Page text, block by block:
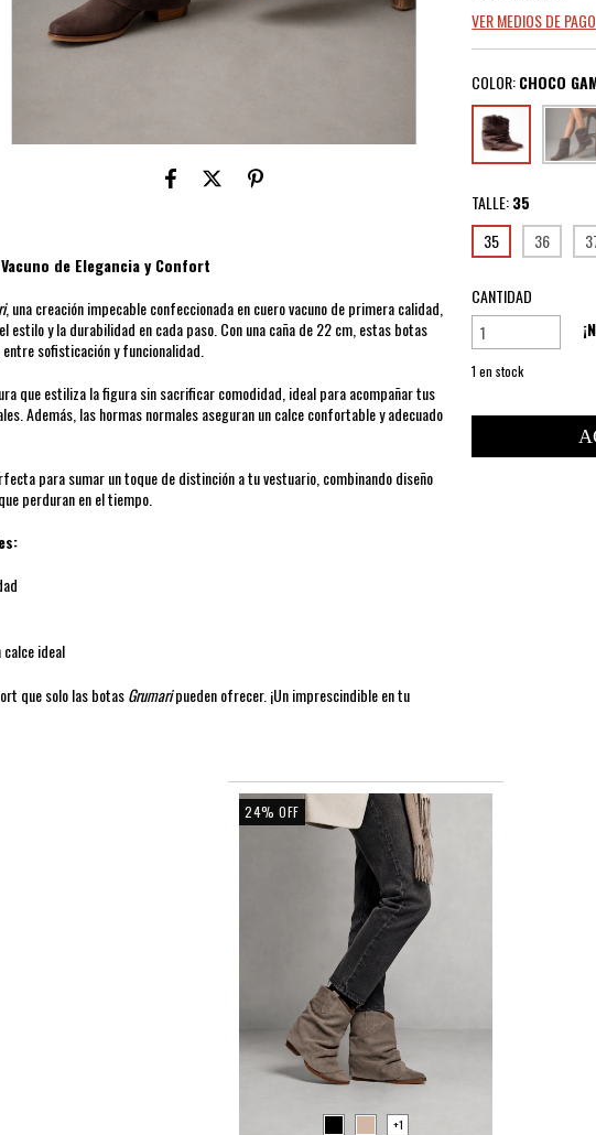
de Elegancia y Confort
, una creación impecable confeccionada en cuero vacuno de primera calidad,
estilo y la durabilidad en cada paso. Con una caña de 22 cm, estas botas
sofisticación y funcionalidad.
que estiliza la figura sin sacrificar comodidad, ideal para acompañar tus
Además, las hormas normales aseguran un calce confortable y adecuado
para sumar un toque de distinción a tu vestuario, combinando diseño
perduran en el tiempo.
ideal
que solo las botasGrumaripueden ofrecer. ¡Un imprescindible en tu
VER MEDIOS DE PAGO
COLOR:CHOCO
TALLE:35
35
36
CANTIDAD
1 en stock
24% OFF
+1